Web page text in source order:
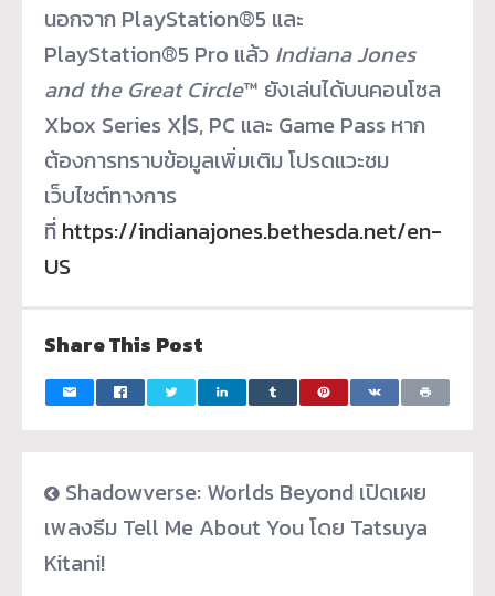
นอกจาก PlayStation®5 และ
PlayStation®5 Pro แล้ว Indiana Jones
and the Great Circle™ ยังเล่นได้บนคอนโซล
Xbox Series X|S, PC และ Game Pass หาก
ต้องการทราบข้อมูลเพิ่มเติม โปรดแวะชม
เว็บไซต์ทางการ
ที่ https://indianajones.bethesda.net/en-
US
Share This Post
Shadowverse: Worlds Beyond เปิดเผย
เพลงธีม Tell Me About You โดย Tatsuya
Kitani!